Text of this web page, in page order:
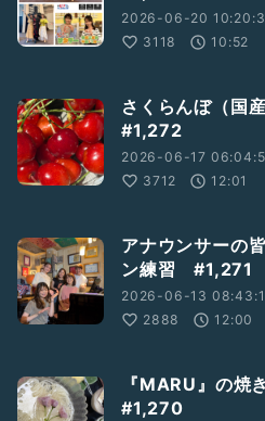
2026-06-20
3118
10:52
さくらんぼ（国
#1,272
2026-06-17
3712
12:01
アナウンサーの
ン練習 #1,271
2026-06-13
2888
12:00
『MARU』の焼
#1,270